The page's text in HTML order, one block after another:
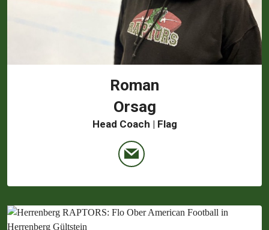
Roman
Orsag
Head Coach | Flag